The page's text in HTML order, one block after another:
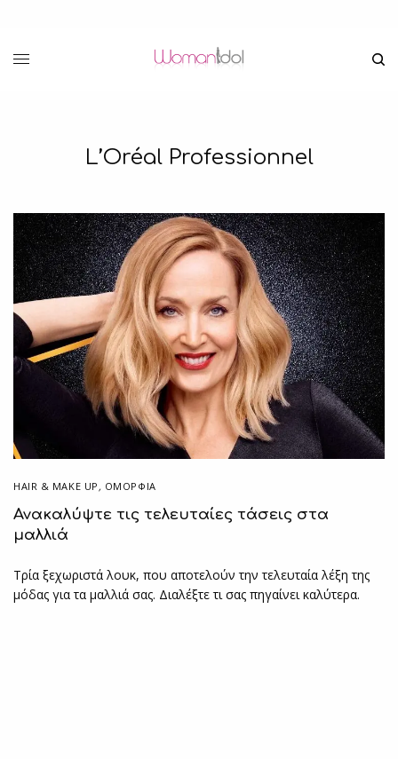
L’Oréal Professionnel
HAIR & MAKE UP , ΟΜΟΡΦΙΑ
Ανακαλύψτε τις τελευταίες τάσεις στα
μαλλιά
Τρία ξεχωριστά λουκ, που αποτελούν την τελευταία λέξη της
μόδας για τα μαλλιά σας. Διαλέξτε τι σας πηγαίνει καλύτερα.